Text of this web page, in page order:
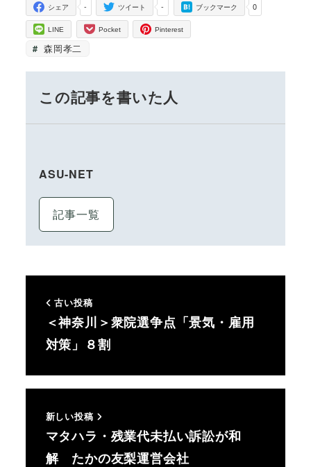
-
シェア -
ツイート 0
ブックマーク
LINE Pocket Pinterest
森岡孝二
この記事を書いた人
ASU-NET
記事一覧
古い投稿
＜神奈川＞衆院選争点「景気・雇用
対策」８割
新しい投稿
マタハラ・残業代未払い訴訟が和
解 たかの友梨運営会社